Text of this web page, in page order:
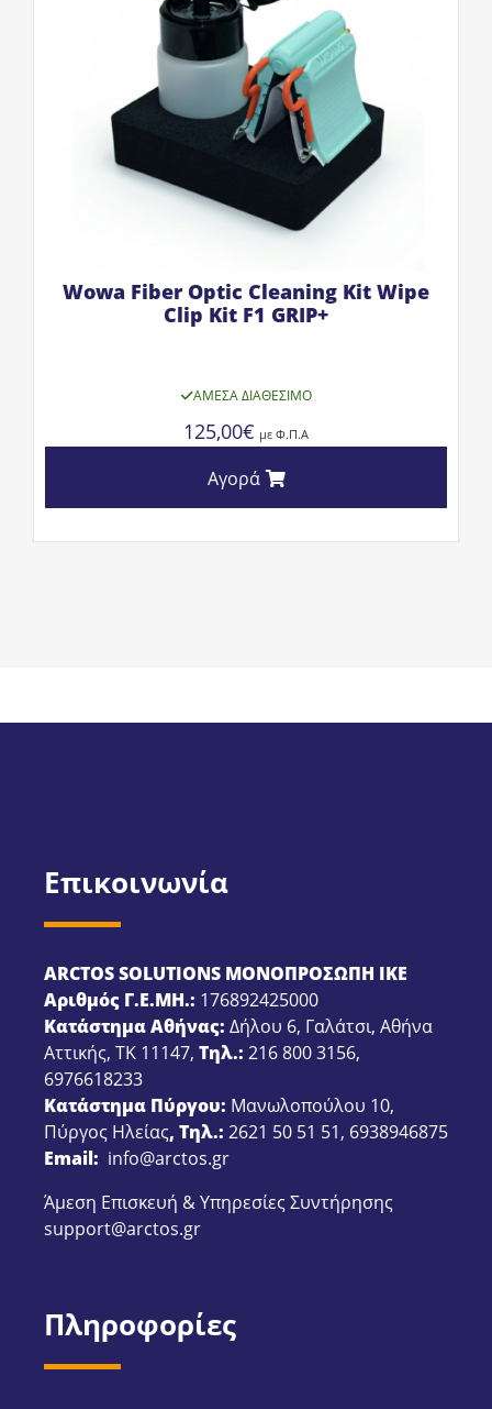
Wowa Fiber Optic Cleaning Kit Wipe
Clip Kit F1 GRIP+
ΆΜΕΣΑ ΔΙΑΘΈΣΙΜΟ
125,00€ με Φ.Π.Α
Αγορά
Επικοινωνία
ARCTOS SOLUTIONS ΜΟΝΟΠΡΟΣΩΠΗ ΙΚΕ
Αριθμός Γ.Ε.ΜΗ.: 176892425000
Κατάστημα Αθήνας: Δήλου 6, Γαλάτσι, Αθήνα
Αττικής, ΤΚ 11147, Τηλ.: 216 800 3156,
6976618233
Κατάστημα Πύργου: Μανωλοπούλου 10,
Πύργος Ηλείας, Τηλ.: 2621 50 51 51, 6938946875
Email: info@arctos.gr
Άμεση Επισκευή & Υπηρεσίες Συντήρησης
support@arctos.gr
Πληροφορίες